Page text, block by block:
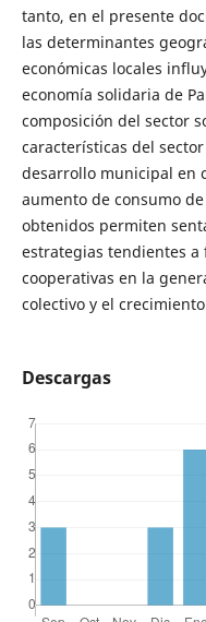
tanto, en el presente
las determinantes
económicas locales
economía solidaria de
composición del sector
características del
desarrollo municipal en
aumento de consumo
obtenidos permiten
estrategias tendientes
cooperativas en la
colectivo y el
Descargas